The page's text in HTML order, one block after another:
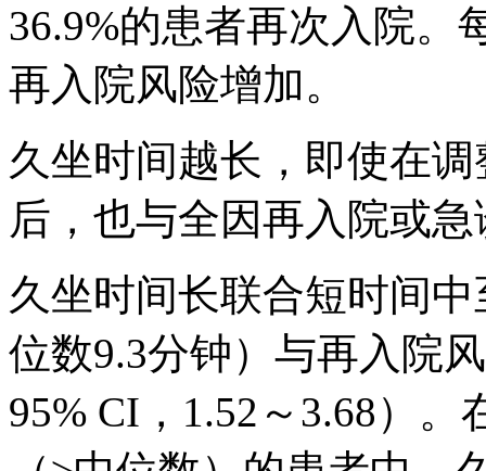
36.9%的患者再次入院。
再入院风险增加。
久坐时间越长，即使在
后，也与全因再入院或
久坐时间长联合短时间
位数9.3分钟）与再入院
95% CI，1.52～3.68）